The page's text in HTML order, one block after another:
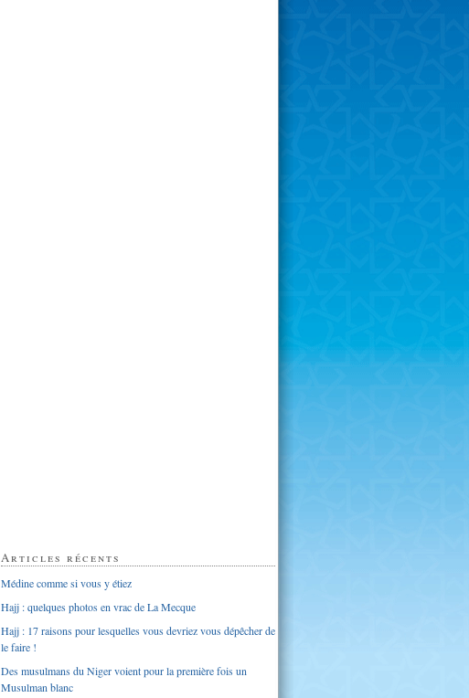
Articles récents
Médine comme si vous y étiez
Hajj : quelques photos en vrac de La Mecque
Hajj : 17 raisons pour lesquelles vous devriez vous dépêcher de
le faire !
Des musulmans du Niger voient pour la première fois un
Musulman blanc